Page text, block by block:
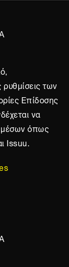
των
Επίδοσης
να
μέσων όπως
Issuu.